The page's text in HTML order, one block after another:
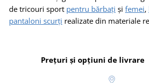
de tricouri sport pentru bărbați și femei,
pantaloni scurți realizate din materiale
Prețuri și opțiuni de livrare